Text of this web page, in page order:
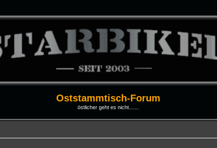
Oststammtisch-Forum
östlicher geht es nicht.......